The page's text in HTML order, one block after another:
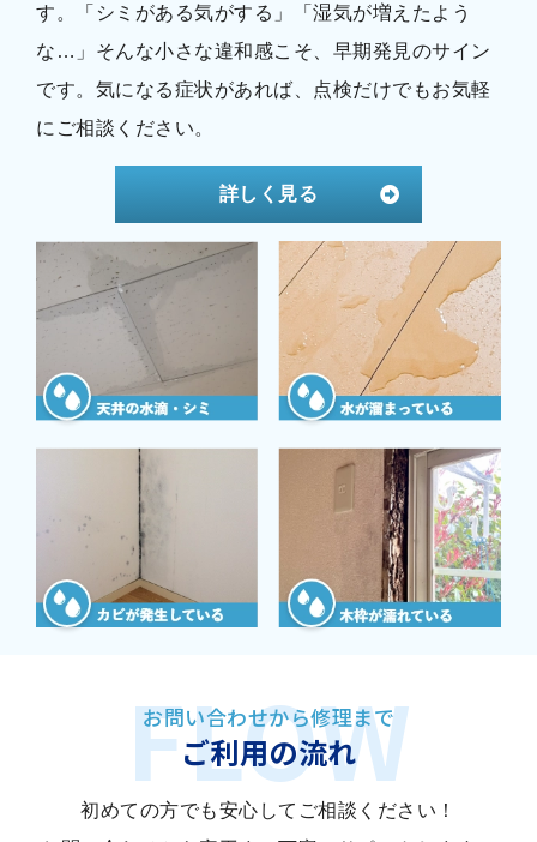
す。「シミがある気がする」「湿気が増えたよう
な…」そんな小さな違和感こそ、早期発見のサイン
です。気になる症状があれば、点検だけでもお気軽
にご相談ください。
詳しく見る
お問い合わせから修理まで
ご利用の流れ
初めての方でも安心してご相談ください！